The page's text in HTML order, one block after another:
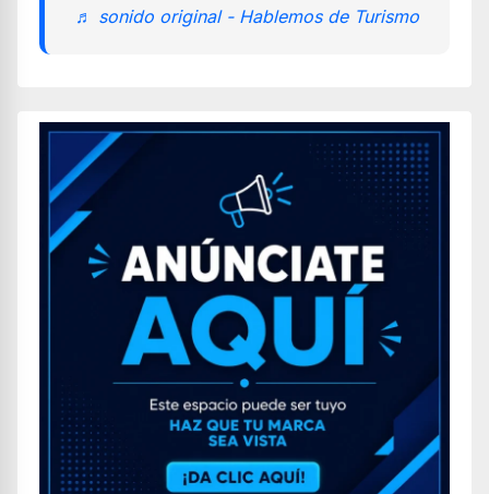
♬ sonido original - Hablemos de Turismo